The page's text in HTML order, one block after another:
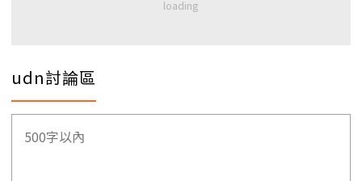
udn討論區